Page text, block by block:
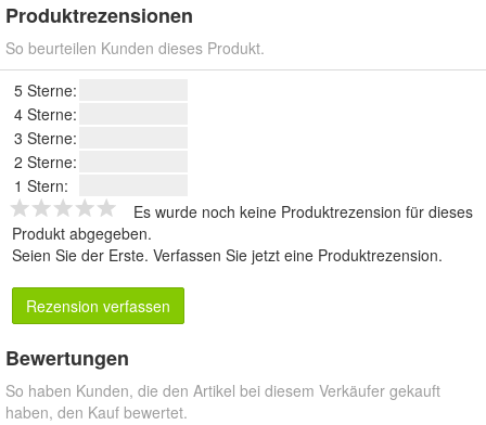
Produktrezensionen
So beurteilen Kunden dieses Produkt.
5 Sterne:
4 Sterne:
3 Sterne:
2 Sterne:
1 Stern:
Es wurde noch keine Produktrezension für dieses
Produkt abgegeben.
Seien Sie der Erste. Verfassen Sie jetzt eine Produktrezension.
Rezension verfassen
Bewertungen
So haben Kunden, die den Artikel bei diesem Verkäufer gekauft
haben, den Kauf bewertet.